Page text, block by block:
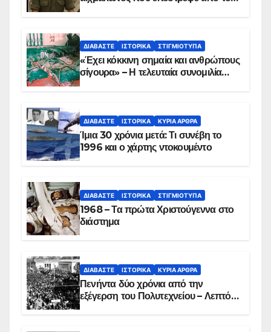
ΔΙΑΒΆΣΤΕ ΙΣΤΟΡΙΚΆ ΣΤΙΓΜΙΌΤΥΠΑ
«Έχει κόκκινη σημαία και ανθρώπους
σίγουρα» – Η τελευταία συνομιλία
ΔΙΑΒΆΣΤΕ ΙΣΤΟΡΙΚΆ ΚΥΡΙΑ ΑΡΘΡΑ
Ίμια 30 χρόνια μετά: Τι συνέβη το
1996 και ο χάρτης ντοκουμέντο
ΔΙΑΒΆΣΤΕ ΙΣΤΟΡΙΚΆ ΣΤΙΓΜΙΌΤΥΠΑ
1968 – Τα πρώτα Χριστούγεννα στο
διάστημα
ΔΙΑΒΆΣΤΕ ΙΣΤΟΡΙΚΆ ΚΥΡΙΑ ΑΡΘΡΑ
Πενήντα δύο χρόνια από την
εξέγερση του Πολυτεχνείου – Λεπτό